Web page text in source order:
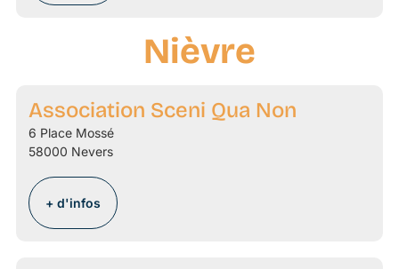
Nièvre
Association Sceni Qua Non
6 Place Mossé
58000 Nevers
+ d'infos